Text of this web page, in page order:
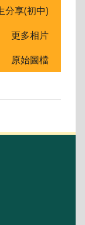
分享(初中)
更多相片
原始圖檔